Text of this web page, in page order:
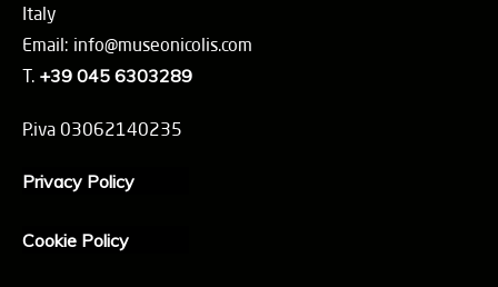
Italy
Email: info@museonicolis.com
T. +39 045 6303289
P.iva 03062140235
Privacy Policy
Cookie Policy